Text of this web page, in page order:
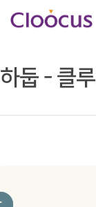
Hit enter to
하둡 - 클